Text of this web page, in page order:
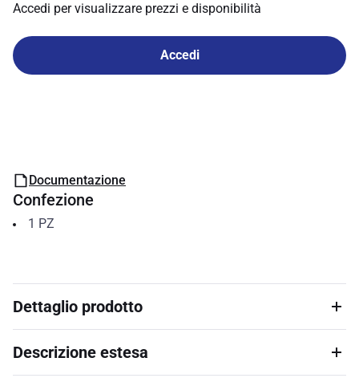
Accedi per visualizzare prezzi e disponibilità
Accedi
Documentazione
Confezione
1 PZ
Dettaglio prodotto
Descrizione estesa